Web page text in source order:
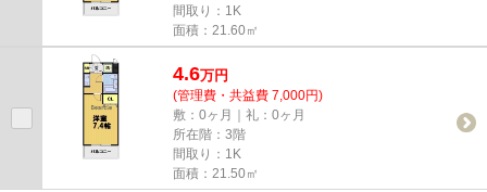
間取り：1K
面積：21.60㎡
4.6万円
(管理費・共益費 7,000円)
敷：0ヶ月｜礼：0ヶ月
所在階：3階
間取り：1K
面積：21.50㎡